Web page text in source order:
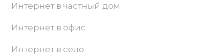
Интернет в частный дом
Интернет в офис
Интернет в село